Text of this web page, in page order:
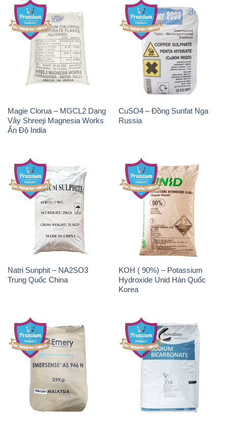
Magie Clorua – MGCL2 Dạng
Vảy Shreeji Magnesia Works
Ấn Độ India
CuSO4 – Đồng Sunfat Nga
Russia
Natri Sunphit – NA2SO3
Trung Quốc China
KOH ( 90%) – Potassium
Hydroxide Unid Hàn Quốc
Korea